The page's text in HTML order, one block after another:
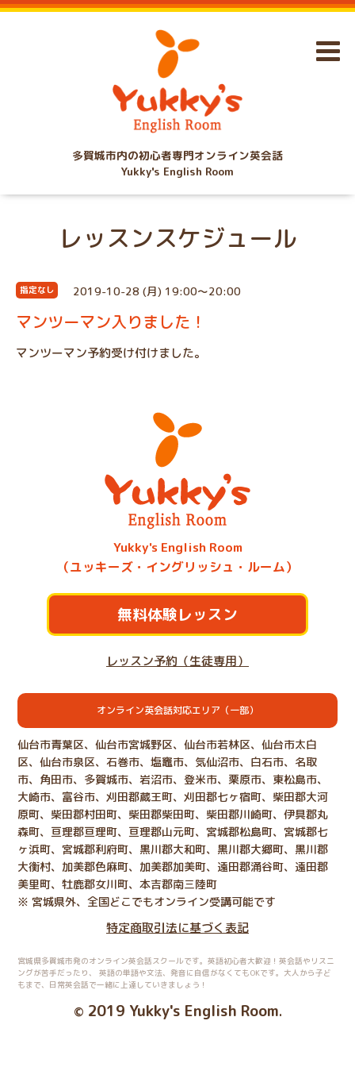
多賀城市内の初心者専門オンライン英会話
Yukky's English Room
レッスンスケジュール
指定なし 2019-10-28 (月) 19:00～20:00
マンツーマン入りました！
マンツーマン予約受け付けました。
Yukky's English Room
（ユッキーズ・イングリッシュ・ルーム）
無料体験レッスン
レッスン予約（生徒専用）
オンライン英会話対応エリア（一部）
仙台市青葉区、仙台市宮城野区、仙台市若林区、仙台市太白
区、仙台市泉区、石巻市、塩竈市、気仙沼市、白石市、名取
市、角田市、多賀城市、岩沼市、登米市、栗原市、東松島市、
大崎市、富谷市、刈田郡蔵王町、刈田郡七ヶ宿町、柴田郡大河
原町、柴田郡村田町、柴田郡柴田町、柴田郡川崎町、伊具郡丸
森町、亘理郡亘理町、亘理郡山元町、宮城郡松島町、宮城郡七
ヶ浜町、宮城郡利府町、黒川郡大和町、黒川郡大郷町、黒川郡
大衡村、加美郡色麻町、加美郡加美町、遠田郡涌谷町、遠田郡
美里町、牡鹿郡女川町、本吉郡南三陸町
※ 宮城県外、全国どこでもオンライン受講可能です
特定商取引法に基づく表記
宮城県多賀城市発のオンライン英会話スクールです。英語初心者大歓迎！英会話やリスニ
ングが苦手だったり、
英語の単語や文法、発音に自信がなくてもOKです。大人から子ど
もまで、日常英会話で一緒に上達していきましょう！
© 2019 Yukky's English Room.